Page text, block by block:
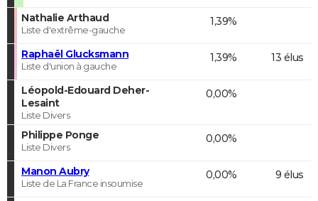
Nathalie Arthaud
Liste d'extrême-gauche
1,39%
Raphaël Glucksmann
Liste d'union à gauche
1,39% 13 élus
Léopold-Edouard Deher-
Lesaint
Liste Divers
0,00%
Philippe Ponge
Liste Divers
0,00%
Manon Aubry
Liste de La France insoumise
0,00% 9 élus